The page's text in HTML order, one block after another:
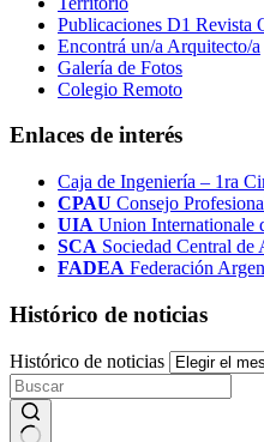
Publicaciones D1 Revista
Encontrá un/a Arquitecto/a
Galería de Fotos
Colegio Remoto
Enlaces de interés
Caja de Ingeniería – 1ra
CPAU Consejo
UIA Union Internationale
SCA Sociedad Central de
FADEA Federación
Histórico de noticias
Histórico de noticias